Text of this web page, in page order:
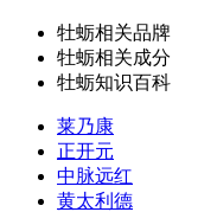
牡蛎相关品牌
牡蛎相关成分
牡蛎知识百科
莱乃康
正开元
中脉远红
黄太利德